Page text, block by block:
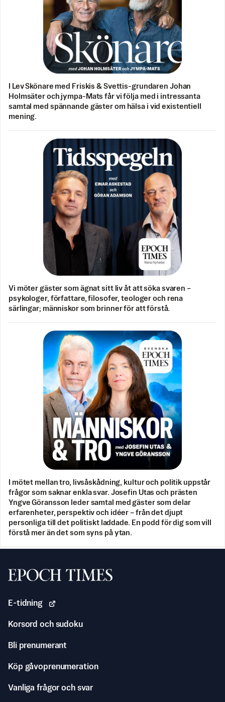
I Lev Skönare med Friskis & Svettis-grundaren Johan
Holmsäter och jympa-Mats får vi följa med i intressanta
samtal med spännande gäster om hälsa i vid existentiell
mening.
Vi möter gäster som ägnat sitt liv åt att söka svaren –
psykologer, författare, filosofer, teologer och rena
särlingar; människor som brinner för att förstå.
I mötet mellan tro, livsåskådning, kultur och politik uppstår
frågor som saknar enkla svar. Josefin Utas och prästen
Yngve Göransson leder samtal med gäster som delar
erfarenheter, perspektiv och idéer – från det djupt
personliga till det politiskt laddade. En podd för dig som vill
förstå mer än det som syns på ytan.
Svenska Epoch Times
E-tidning
Korsord och sudoku
Bli prenumerant
Köp gåvoprenumeration
Vanliga frågor och svar